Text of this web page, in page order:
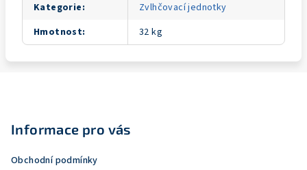
Kategorie:
Zvlhčovací jednotky
Hmotnost: 32 kg
Informace pro vás
Obchodní podmínky